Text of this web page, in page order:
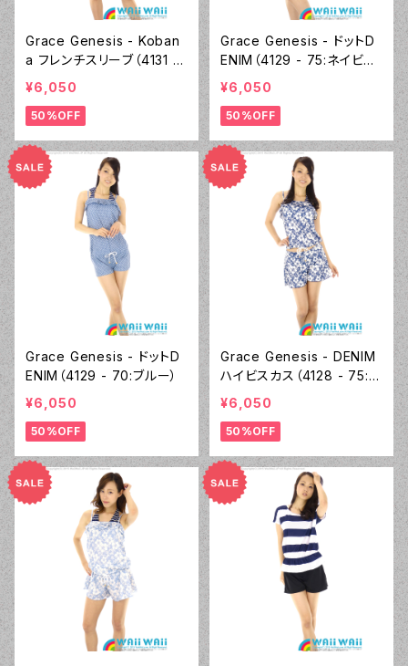
Grace Genesis - Koban
a フレンチスリーブ（4131 -
10:レッド）
¥6,050
50%OFF
Grace Genesis - ドットD
ENIM（4129 - 75:ネイビー
ブルー）
¥6,050
50%OFF
Grace Genesis - ドットD
ENIM（4129 - 70:ブルー）
¥6,050
50%OFF
Grace Genesis - DENIM
ハイビスカス（4128 - 75:ネ
イビーブルー）
¥6,050
50%OFF